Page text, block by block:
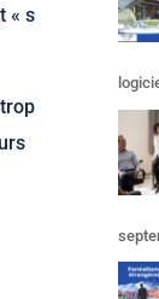
« s